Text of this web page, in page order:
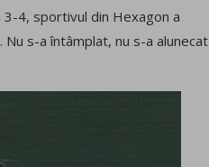
4, sportivul din Hexagon a
Nu s-a întâmplat, nu s-a alunecat